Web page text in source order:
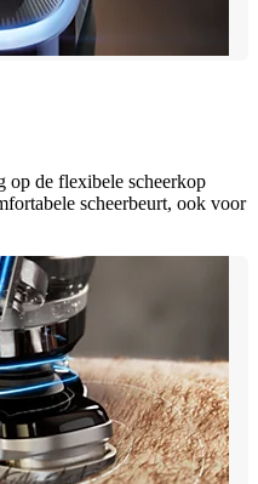
op de flexibele scheerkop
scheerbeurt, ook voor